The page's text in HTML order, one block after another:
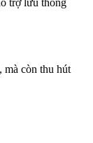
mà còn thu hút